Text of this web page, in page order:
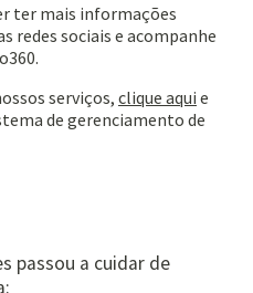
ter mais informações
redes sociais e acompanhe
serviços, clique aqui e
de gerenciamento de
passou a cuidar de